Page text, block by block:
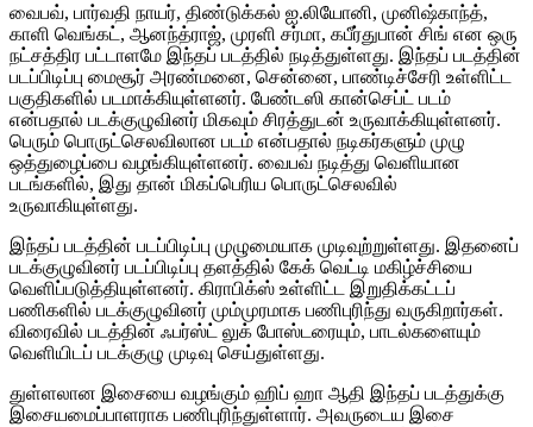
வைபவ், பார்வதி நாயர், திண்டுக்கல் ஐ.லியோனி, முனிஷ்காந்த்,
காளி வெங்கட், ஆனந்த்ராஜ், முரளி சர்மா, கபீர்துபான் சிங் என ஒரு
நட்சத்திர பட்டாளமே இந்தப் படத்தில் நடித்துள்ளது. இந்தப் படத்தின்
படப்பிடிப்பு மைசூர் அரண்மனை, சென்னை, பாண்டிச்சேரி உள்ளிட்ட
பகுதிகளில் படமாக்கியுள்ளனர். பேண்டஸி கான்செப்ட் படம்
என்பதால் படக்குழுவினர் மிகவும் சிரத்துடன் உருவாக்கியுள்ளனர்.
பெரும் பொருட்செலவிலான படம் என்பதால் நடிகர்களும் முழு
ஒத்துழைப்பை வழங்கியுள்ளனர். வைபவ் நடித்து வெளியான
படங்களில், இது தான் மிகப்பெரிய பொருட்செலவில்
உருவாகியுள்ளது.
இந்தப் படத்தின் படப்பிடிப்பு முழுமையாக முடிவுற்றுள்ளது. இதனைப்
படக்குழுவினர் படப்பிடிப்பு தளத்தில் கேக் வெட்டி மகிழ்ச்சியை
வெளிப்படுத்தியுள்ளனர். கிராபிக்ஸ் உள்ளிட்ட இறுதிக்கட்டப்
பணிகளில் படக்குழுவினர் மும்முரமாக பணிபுரிந்து வருகிறார்கள்.
விரைவில் படத்தின் ஃபர்ஸ்ட் லுக் போஸ்டரையும், பாடல்களையும்
வெளியிடப் படக்குழு முடிவு செய்துள்ளது.
துள்ளலான இசையை வழங்கும் ஹிப் ஹா ஆதி இந்தப் படத்துக்கு
இசையமைப்பாளராக பணிபுரிந்துள்ளார். அவருடைய இசை